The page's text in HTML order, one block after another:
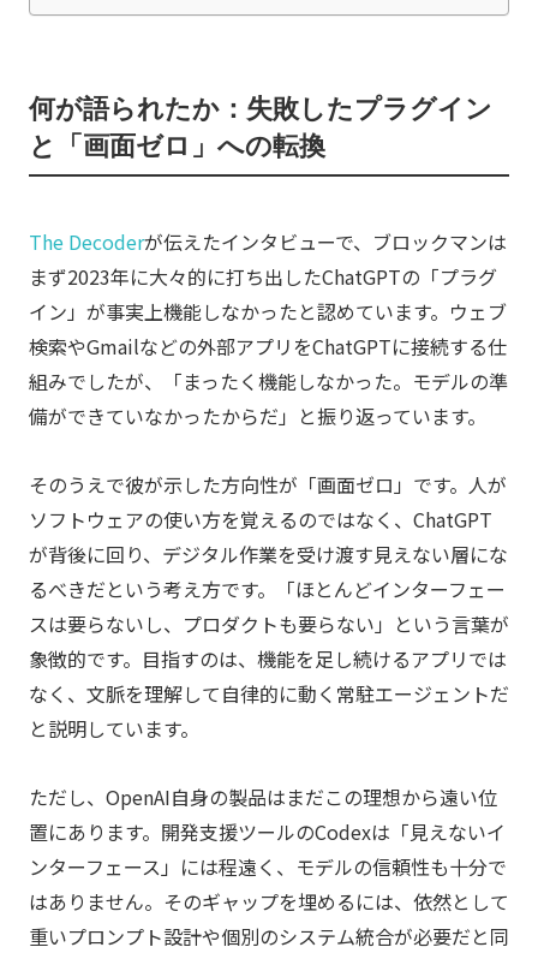
何が語られたか：失敗したプラグイン
と「画面ゼロ」への転換
The Decoderが伝えたインタビューで、ブロックマンは
まず2023年に大々的に打ち出したChatGPTの「プラグ
イン」が事実上機能しなかったと認めています。ウェブ
検索やGmailなどの外部アプリをChatGPTに接続する仕
組みでしたが、「まったく機能しなかった。モデルの準
備ができていなかったからだ」と振り返っています。
そのうえで彼が示した方向性が「画面ゼロ」です。人が
ソフトウェアの使い方を覚えるのではなく、ChatGPT
が背後に回り、デジタル作業を受け渡す見えない層にな
るべきだという考え方です。「ほとんどインターフェー
スは要らないし、プロダクトも要らない」という言葉が
象徴的です。目指すのは、機能を足し続けるアプリでは
なく、文脈を理解して自律的に動く常駐エージェントだ
と説明しています。
ただし、OpenAI自身の製品はまだこの理想から遠い位
置にあります。開発支援ツールのCodexは「見えないイ
ンターフェース」には程遠く、モデルの信頼性も十分で
はありません。そのギャップを埋めるには、依然として
重いプロンプト設計や個別のシステム統合が必要だと同